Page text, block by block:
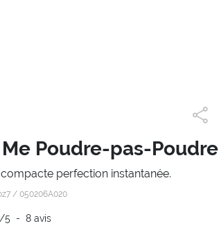
Poudre-pas-Poudre
perfection instantanée.
/ 050206A020
/5 - 8 avis